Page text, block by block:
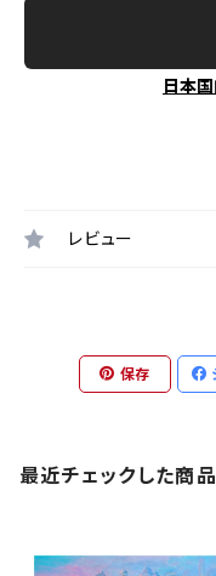
日本
レビュー
保存
最近チェックした商品